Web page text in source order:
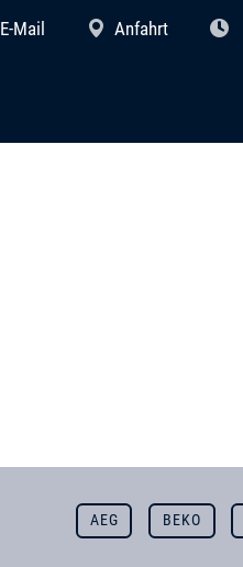
E-Mail Anfahrt
AEG BEKO